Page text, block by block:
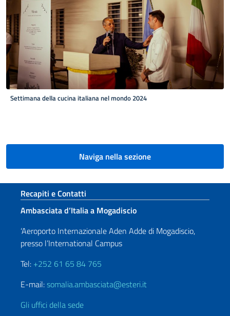
Settimana della cucina italiana nel mondo 2024
Naviga nella sezione
Sezione footer
Recapiti e Contatti
Ambasciata d’Italia a Mogadiscio
‘Aeroporto Internazionale Aden Adde di Mogadiscio,
presso l’International Campus
Tel: +252 61 65 84 765
E-mail:somalia.ambasciata@esteri.it
Gli uffici della sede